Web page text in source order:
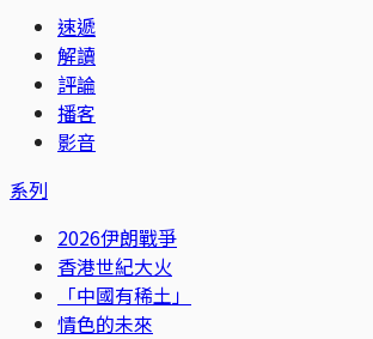
速遞
解讀
評論
播客
影音
系列
2026伊朗戰爭
香港世紀大火
「中國有稀土」
情色的未來